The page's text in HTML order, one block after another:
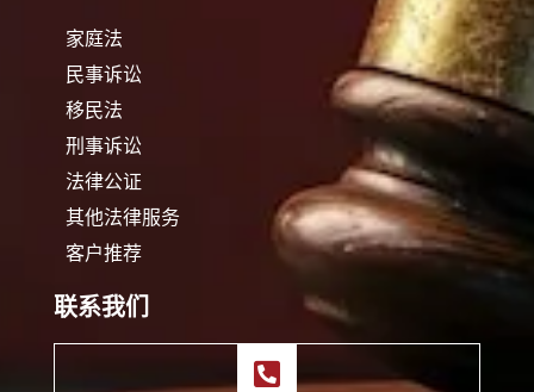
家庭法
民事诉讼
移民法
刑事诉讼
法律公证
其他法律服务
客户推荐
联系我们